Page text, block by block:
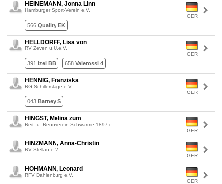
GER
HEINEMANN, Jonna Linn
Hamburger Sport-Verein e.V.
566 Quality EK
GER
HELLDORFF, Lisa von
RV Zeven u.U.e.V.
391 Izel BB 658 Valerossi 4
GER
HENNIG, Franziska
RG Schillerslage e.V.
043 Barney S
GER
HINGST, Melina zum
Reit- u. Rennverein Schwarme 1897 e
GER
HINZMANN, Anna-Christin
RV Stellau e.V.
GER
HOHMANN, Leonard
RFV Dahlenburg e.V.